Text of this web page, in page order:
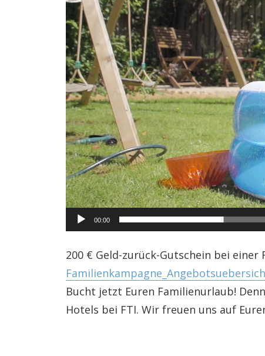
00:00
200 € Geld-zurück-Gutschein bei
Bucht jetzt Euren Familienurlaub!
Hotels bei FTI. Wir freuen uns auf